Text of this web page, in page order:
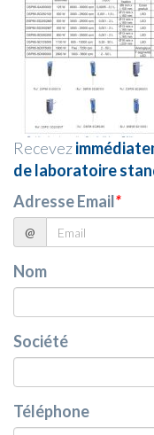
Recevez
de laboratoire
Adresse Email*
@
Nom
Société
Téléphone